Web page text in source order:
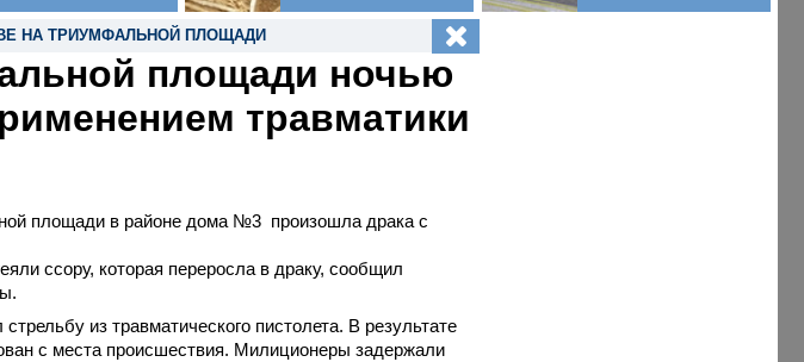
НА ТРИУМФАЛЬНОЙ ПЛОЩАДИ
площади ночью
травматики
площади в районе дома №3 произошла драка с
ссору, которая переросла в драку, сообщил
из травматического пистолета. В результате
с места происшествия. Милиционеры задержали